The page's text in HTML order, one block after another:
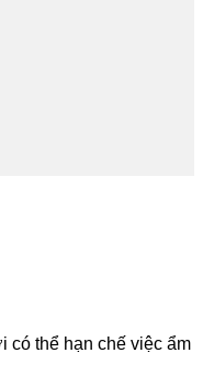
có thể hạn chế việc ẩm